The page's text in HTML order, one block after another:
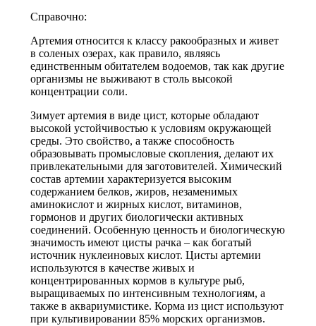
Справочно:
Артемия относится к классу ракообразных и живет
в соленых озерах, как правило, являясь
единственным обитателем водоемов, так как другие
организмы не выживают в столь высокой
концентрации соли.
Зимует артемия в виде цист, которые обладают
высокой устойчивостью к условиям окружающей
среды. Это свойство, а также способность
образовывать промысловые скопления, делают их
привлекательными для заготовителей. Химический
состав артемии характеризуется высоким
содержанием белков, жиров, незаменимых
аминокислот и жирных кислот, витаминов,
гормонов и других биологически активных
соединений. Особенную ценность и биологическую
значимость имеют цисты рачка – как богатый
источник нуклеиновых кислот. Цисты артемии
используются в качестве живых и
концентрированных кормов в культуре рыб,
выращиваемых по интенсивным технологиям, а
также в аквариумистике. Корма из цист используют
при культивировании 85% морских организмов.